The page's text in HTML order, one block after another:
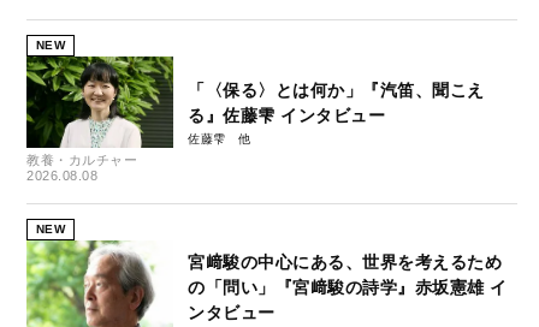
NEW
教養・カルチャー
2026.08.08
「〈保る〉とは何か」『汽笛、聞こえ
る』佐藤雫 インタビュー
佐藤雫
NEW
宮﨑駿の中心にある、世界を考えるため
の「問い」『宮﨑駿の詩学』赤坂憲雄 イ
ンタビュー